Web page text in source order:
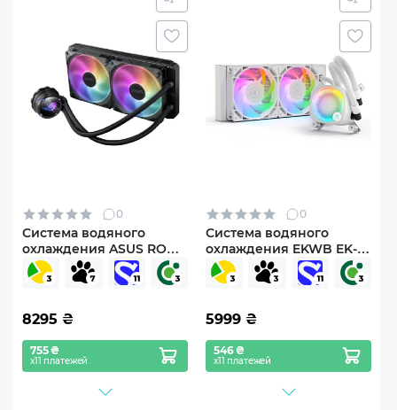
0
Система водяного
охлаждения ASUS ROG
Strix LC II 280 Aura Sync
ARGB 2x140mm fan
ARGB)
8295 ₴
755 ₴
х11 платежей
0
Система водяного
охлаждения EKWB EK-
Nucleus AIO CR240 Lux
D-RGB - White
5999 ₴
546 ₴
х11 платежей